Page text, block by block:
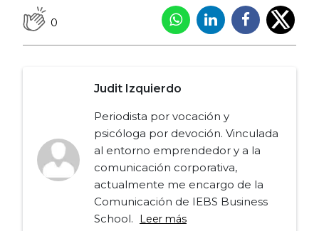
0
Judit Izquierdo
Periodista por vocación y
psicóloga por devoción. Vinculada
al entorno emprendedor y a la
comunicación corporativa,
actualmente me encargo de la
Comunicación de IEBS Business
School.
Leer más